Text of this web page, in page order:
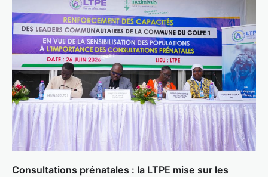
Consultations prénatales : la LTPE mise sur les